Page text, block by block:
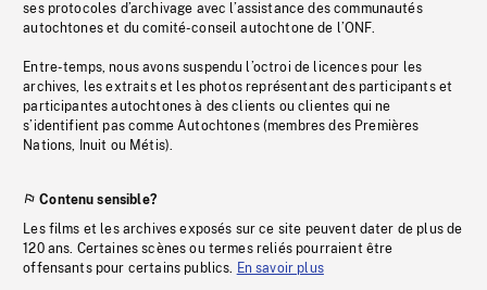
ses protocoles d’archivage avec l’assistance des communautés
autochtones et du comité-conseil autochtone de l’ONF.
Entre-temps, nous avons suspendu l’octroi de licences pour les
archives, les extraits et les photos représentant des participants et
participantes autochtones à des clients ou clientes qui ne
s’identifient pas comme Autochtones (membres des Premières
Nations, Inuit ou Métis).
Contenu sensible?
Les films et les archives exposés sur ce site peuvent dater de plus de
120 ans. Certaines scènes ou termes reliés pourraient être
offensants pour certains publics. En savoir plus